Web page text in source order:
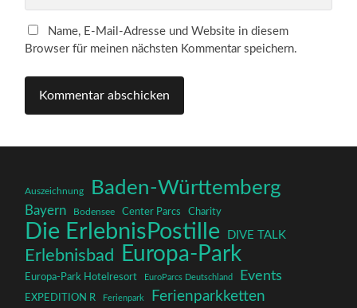
Name, E-Mail-Adresse und Website in diesem
Browser für meinen nächsten Kommentar speichern.
Auszeichnung Baden-Württemberg
Bayern Bodensee Center Parcs Charity
Die ErlebnisPostille DIVE TALK
Erlebnisbad Europa-Park
Europa-Park Hotelresort EuroParcs Deutschland Events
EXPEDITION R Ferienpark Ferienparkketten